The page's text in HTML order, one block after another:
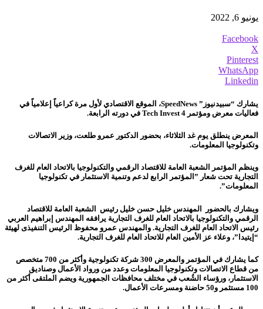
يونيو 6, 2022
Facebook
X
Pinterest
WhatsApp
Linkedin
يشارك “سبيدنيوز” SpeedNews، الموقع الاقتصادي لأول مرة كراعياً إعلامياً في
فعاليات معرض ومؤتمر 4 Tech Invest في دورته الرابعة.
المعرض ينطلق يوم غد الثلاثاء، بحضور الدكتور عمرو طلعت، وزير الاتصالات
وتكنولوجيا المعلومات.
وينظم المؤتمر الشعبة العامة للاقتصاد الرقمي والتكنولوجيا بالاتحاد العام للغرف
التجارية تحت شعار ”المؤتمر الرابع لدعم وتنمية الاستثمار في تكنولوجيا
المعلومات”.
ويشارك بالحضور المهندس خليل حسن خليل رئيس الشعبة العامة للاقتصاد
الرقمي والتكنولوجيا بالاتحاد العام للغرف التجارية يرافقه المهندس إبراهيم العربي
رئيس الاتحاد العام للغرف التجارية. والمهندس عمرو محفوظ الرئيس التنفيذى لهيئة
“إيتيدا”، وعلاء عز الأمين العام للاتحاد العام للغرف التجارية.
كما يشارك في المؤتمر والمعرض 300 شركة تكنولوجية وأكثر من 700 متخصص
من قطاع الاتصالات وتكنولوجيا المعلومات وعدد من ورواد الأعمال وصناديق
الاستثمار، ورؤساء الشُعب في مختلف محافظات الجمهورية ويضم الملتقى أكثر من
100 مستثمر و50 حاضنة ومسرعات الأعمال.